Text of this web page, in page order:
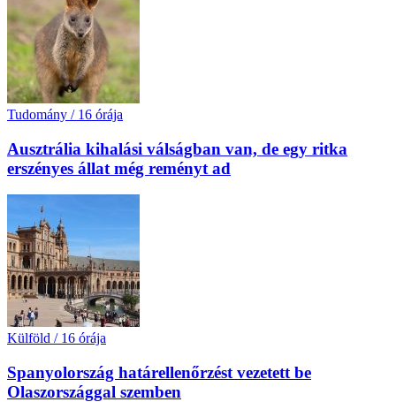
Tudomány / 16 órája
Ausztrália kihalási válságban van, de egy ritka
erszényes állat még reményt ad
Külföld / 16 órája
Spanyolország határellenőrzést vezetett be
Olaszországgal szemben